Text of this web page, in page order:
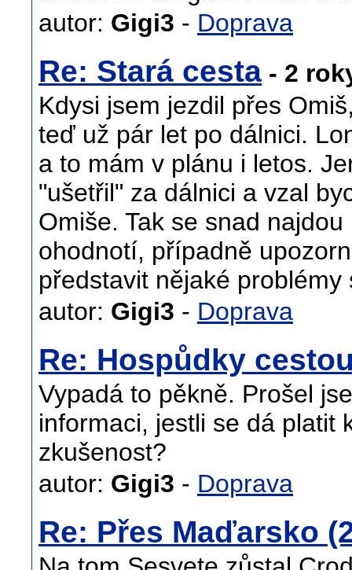
autor: Gigi3 - Doprava
Re: Stará cesta - 2
Kdysi jsem jezdil přes
teď už pár let po dálnici.
a to mám v plánu i letos.
"ušetřil" za dálnici a vzal
Omiše. Tak se snad
ohodnotí, případně
představit nějaké problémy
autor: Gigi3 - Doprava
Re: Hospůdky
Vypadá to pěkně. Prošel
informaci, jestli se dá platit
zkušenost?
autor: Gigi3 - Doprava
Re: Přes Maďarsko